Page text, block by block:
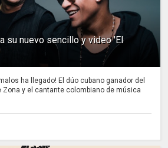
su nuevo sencillo y video 'El
ha llegado! El dúo cubano ganador del
Zona y el cantante colombiano de música